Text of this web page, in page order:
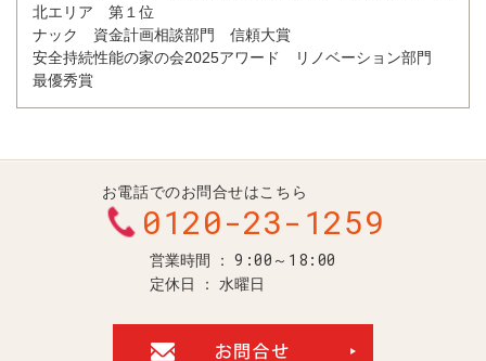
北エリア 第１位
ナック 資金計画相談部門 信頼大賞
安全持続性能の家の会2025アワード リノベーション部門
最優秀賞
お電話でのお問合せはこちら
0120-23-1259
営業時間 9:00～18:00
定休日 水曜日